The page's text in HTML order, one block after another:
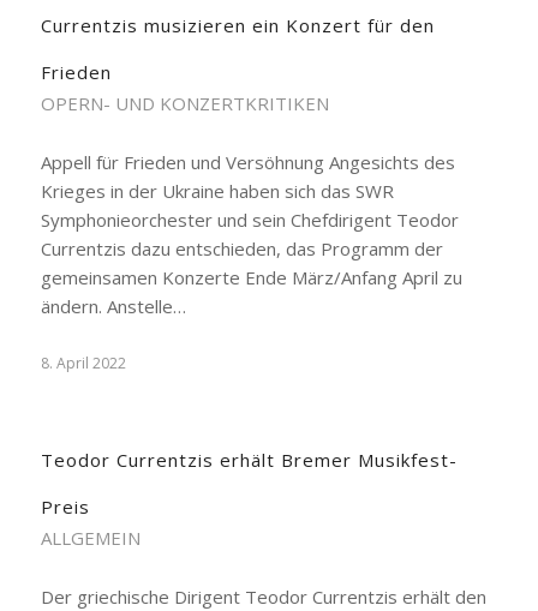
Currentzis musizieren ein Konzert für den
Frieden
OPERN- UND KONZERTKRITIKEN
Appell für Frieden und Versöhnung Angesichts des
Krieges in der Ukraine haben sich das SWR
Symphonieorchester und sein Chefdirigent Teodor
Currentzis dazu entschieden, das Programm der
gemeinsamen Konzerte Ende März/Anfang April zu
ändern. Anstelle…
8. April 2022
Teodor Currentzis erhält Bremer Musikfest-
Preis
ALLGEMEIN
Der griechische Dirigent Teodor Currentzis erhält den